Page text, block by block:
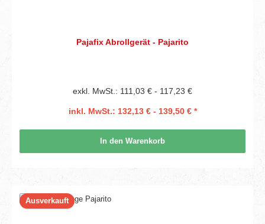
Pajafix Abrollgerät - Pajarito
exkl. MwSt.: 111,03 € - 117,23 €
inkl. MwSt.: 132,13 € - 139,50 € *
In den Warenkorb
Ausverkauft